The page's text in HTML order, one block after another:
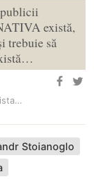
există,
trebuie să
Blocul ALTERNATIVA a prezentat la CEC lista candidaților la alegerile…
Stoianoglo